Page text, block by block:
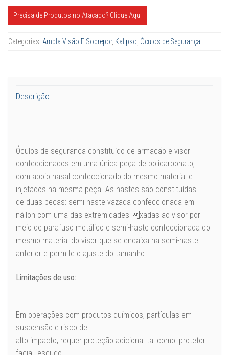
Lince
Incolor
Fume
Precisa de Produtos no Atacado? Clique Aqui
Categorias: Ampla Visão E Sobrepor, Kalipso Óculos de Segurança
Descrição
Óculos de segurança constituído de armação e visor
confeccionados em uma única peça de policarbonato,
com apoio nasal confeccionado do mesmo material e
injetados na mesma peça. As hastes são constituídas
de duas peças: semi-haste vazada confeccionada em
náilon com uma das extremidades xadas ao visor por
meio de parafuso metálico e semi-haste confeccionada do
mesmo material do visor que se encaixa na semi-haste
anterior e permite o ajuste do tamanho
Limitações de uso:
Em operações com produtos químicos, partículas em
suspensão e risco de
alto impacto, requer proteção adicional tal como: protetor